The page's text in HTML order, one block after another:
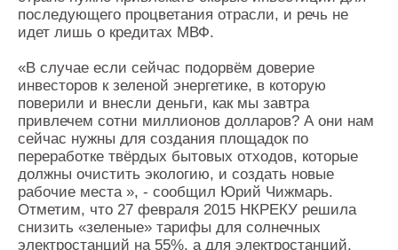
последующего процветания отрасли, и речь не
идет лишь о кредитах МВФ.
«В случае если сейчас подорвём доверие
инвесторов к зеленой энергетике, в которую
поверили и внесли деньги, как мы завтра
привлечем сотни миллионов долларов? А они нам
сейчас нужны для создания площадок по
переработке твёрдых бытовых отходов, которые
должны очистить экологию, и создать новые
рабочие места », - сообщил Юрий Чижмарь.
Отметим, что 27 февраля 2015 НКРЕКУ решила
снизить «зеленые» тарифы для солнечных
электростанций на 55%, а для электростанций,